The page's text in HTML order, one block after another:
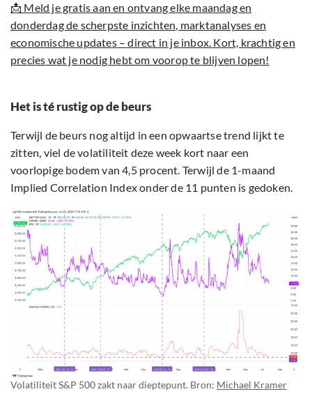
📩 Meld je gratis aan en ontvang elke maandag en
donderdag de scherpste inzichten, marktanalyses en
economische updates – direct in je inbox. Kort, krachtig en
precies wat je nodig hebt om voorop te blijven lopen!
Het is té rustig op de beurs
Terwijl de beurs nog altijd in een opwaartse trend lijkt te
zitten, viel de volatiliteit deze week kort naar een
voorlopige bodem van 4,5 procent. Terwijl de 1-maand
Implied Correlation Index onder de 11 punten is gedoken.
Volatiliteit S&P 500 zakt naar dieptepunt. Bron: Michael Kramer